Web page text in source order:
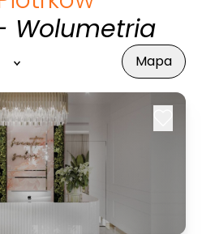
Wolumetria
Mapa